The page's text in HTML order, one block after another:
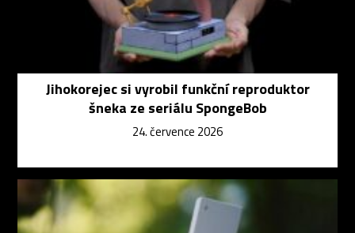
Jihokorejec si vyrobil funkční reproduktor
šneka ze seriálu SpongeBob
24. července 2026